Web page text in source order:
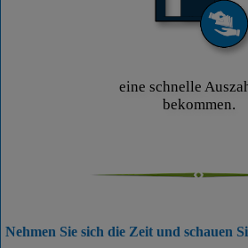
eine schnelle
bekommen.
Nehmen Sie sich die Zeit und schauen